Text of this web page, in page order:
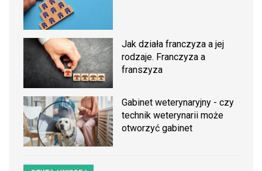
Jak działa franczyza a jej
rodzaje. Franczyza a
franszyza
Gabinet weterynaryjny - czy
technik weterynarii może
otworzyć gabinet